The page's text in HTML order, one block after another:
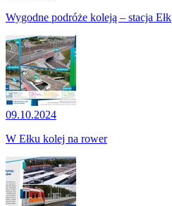
Wygodne podróże koleją – stacja Ełk
09.10.2024
W Ełku kolej na rower